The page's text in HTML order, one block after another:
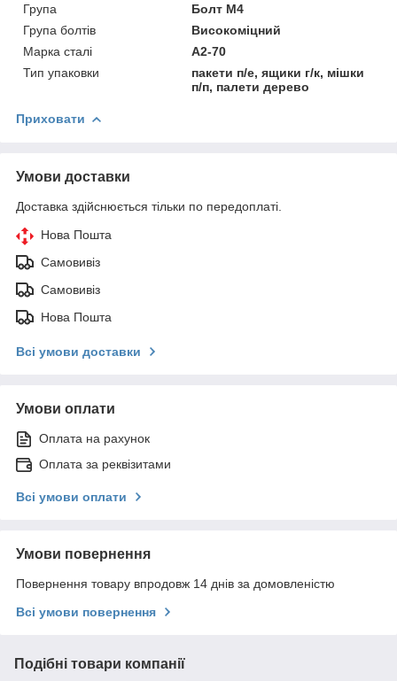
Група
Болт М4
Група болтів
Високоміцний
Марка сталі
А2-70
Тип упаковки
пакети п/е, ящики г/к, мішки
п/п, палети дерево
Приховати
Умови доставки
Доставка здійснюється тільки по передоплаті.
Нова Пошта
Самовивіз
Самовивіз
Нова Пошта
Всі умови доставки
Умови оплати
Оплата на рахунок
Оплата за реквізитами
Всі умови оплати
Умови повернення
Повернення товару впродовж 14 днів за домовленістю
Всі умови повернення
Подібні товари компанії